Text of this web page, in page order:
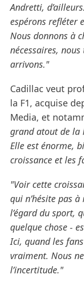
Andretti,
espérons refléter
Nous donnons à
nécessaires,
arrivons."
Cadillac veut
la F1, acquise
Media, et
grand atout de la
Elle est énorme,
croissance et les
"Voir cette
qui n’hésite pas
l’égard du sport,
quelque chose -
Ici, quand les
vraiment. Nous
l’incertitude."